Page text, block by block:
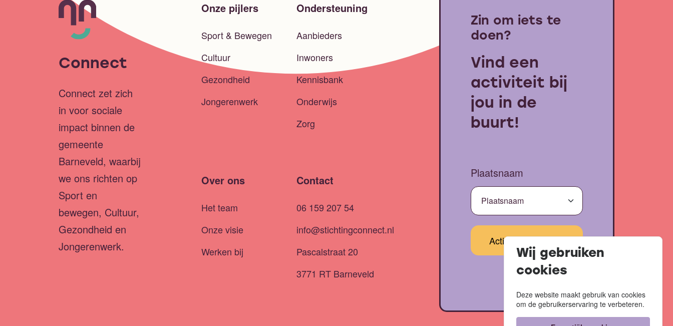
Connect
Connect zet zich
in voor sociale
impact binnen de
gemeente
Barneveld, waarbij
we ons richten op
Sport en
bewegen, Cultuur,
Gezondheid en
Jongerenwerk.
Onze pijlers
Sport & Bewegen
Cultuur
Gezondheid
Jongerenwerk
Ondersteuning
Aanbieders
Inwoners
Kennisbank
Onderwijs
Zorg
Over ons
Het team
Onze visie
Werken bij
Contact
06 159 207 54
info@stichtingconnect.nl
Pascalstraat 20
3771 RT Barneveld
Zin om iets te
doen?
Vind een
activiteit bij
jou in de
buurt!
Plaatsnaam
Wij gebruiken
cookies
Deze website maakt gebruik van cookies
om de gebruikerservaring te verbeteren.